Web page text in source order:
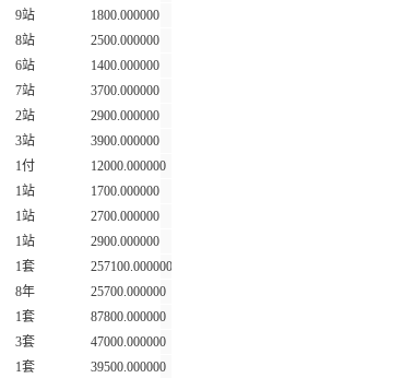
9站
1800.000000
8站
2500.000000
6站
1400.000000
7站
3700.000000
2站
2900.000000
3站
3900.000000
1付
12000.000000
1站
1700.000000
1站
2700.000000
1站
2900.000000
1套
257100.000000
8年
25700.000000
1套
87800.000000
3套
47000.000000
1套
39500.000000